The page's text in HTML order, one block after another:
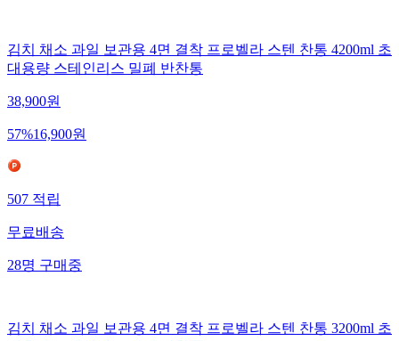
김치 채소 과일 보관용 4면 결착 프로벨라 스텐 찬통 4200ml 초
대용량 스테인리스 밀폐 반찬통
38,900원
57%16,900원
507 적립
무료배송
28명 구매중
김치 채소 과일 보관용 4면 결착 프로벨라 스텐 찬통 3200ml 초